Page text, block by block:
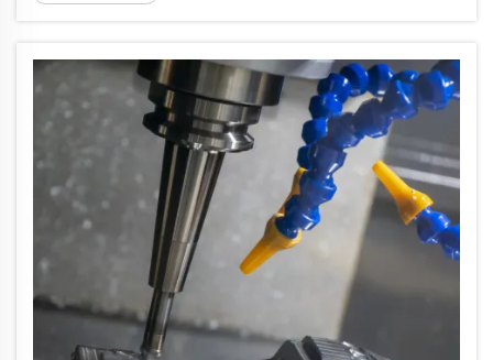
proizvoda i elektronike. Kvalitetan proizvođač alata
djeluje kao ...